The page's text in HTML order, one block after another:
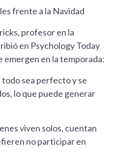
frente a la Navidad
profesor en la
en Psychology Today
en la temporada:
sea perfecto y se
lo que puede generar
viven solos, cuentan
no participar en